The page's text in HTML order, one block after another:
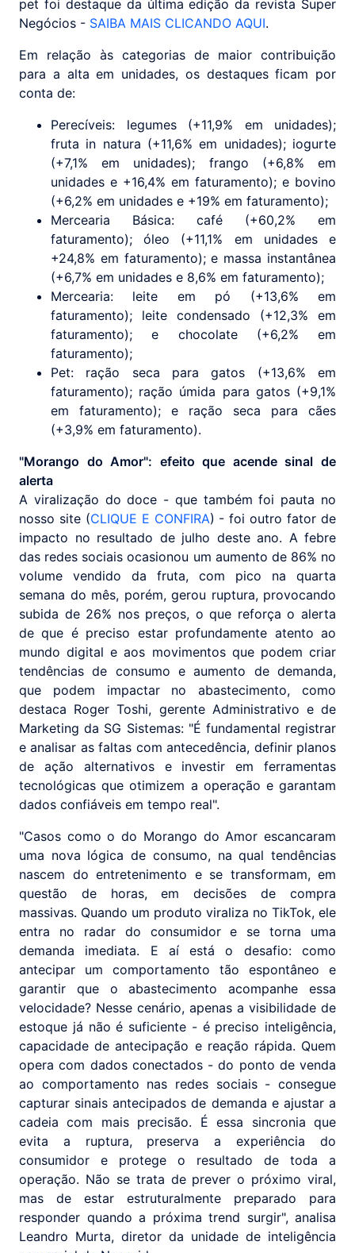
pet foi destaque da última edição da revista Super
Negócios - SAIBA MAIS CLICANDO AQUI.
Em relação às categorias de maior contribuição
para a alta em unidades, os destaques ficam por
conta de:
Perecíveis: legumes (+11,9% em unidades);
fruta in natura (+11,6% em unidades); iogurte
(+7,1% em unidades); frango (+6,8% em
unidades e +16,4% em faturamento); e bovino
(+6,2% em unidades e +19% em faturamento);
Mercearia Básica: café (+60,2% em
faturamento); óleo (+11,1% em unidades e
+24,8% em faturamento); e massa instantânea
(+6,7% em unidades e 8,6% em faturamento);
Mercearia: leite em pó (+13,6% em
faturamento); leite condensado (+12,3% em
faturamento); e chocolate (+6,2% em
faturamento);
Pet: ração seca para gatos (+13,6% em
faturamento); ração úmida para gatos (+9,1%
em faturamento); e ração seca para cães
(+3,9% em faturamento).
"Morango do Amor": efeito que acende sinal de
alerta
A viralização do doce - que também foi pauta no
nosso site (CLIQUE E CONFIRA) - foi outro fator de
impacto no resultado de julho deste ano. A febre
das redes sociais ocasionou um aumento de 86% no
volume vendido da fruta, com pico na quarta
semana do mês, porém, gerou ruptura, provocando
subida de 26% nos preços, o que reforça o alerta
de que é preciso estar profundamente atento ao
mundo digital e aos movimentos que podem criar
tendências de consumo e aumento de demanda,
que podem impactar no abastecimento, como
destaca Roger Toshi, gerente Administrativo e de
Marketing da SG Sistemas: "É fundamental registrar
e analisar as faltas com antecedência, definir planos
de ação alternativos e investir em ferramentas
tecnológicas que otimizem a operação e garantam
dados confiáveis em tempo real".
"Casos como o do Morango do Amor escancaram
uma nova lógica de consumo, na qual tendências
nascem do entretenimento e se transformam, em
questão de horas, em decisões de compra
massivas. Quando um produto viraliza no TikTok, ele
entra no radar do consumidor e se torna uma
demanda imediata. E aí está o desafio: como
antecipar um comportamento tão espontâneo e
garantir que o abastecimento acompanhe essa
velocidade? Nesse cenário, apenas a visibilidade de
estoque já não é suficiente - é preciso inteligência,
capacidade de antecipação e reação rápida. Quem
opera com dados conectados - do ponto de venda
ao comportamento nas redes sociais - consegue
capturar sinais antecipados de demanda e ajustar a
cadeia com mais precisão. É essa sincronia que
evita a ruptura, preserva a experiência do
consumidor e protege o resultado de toda a
operação. Não se trata de prever o próximo viral,
mas de estar estruturalmente preparado para
responder quando a próxima trend surgir", analisa
Leandro Murta, diretor da unidade de inteligência